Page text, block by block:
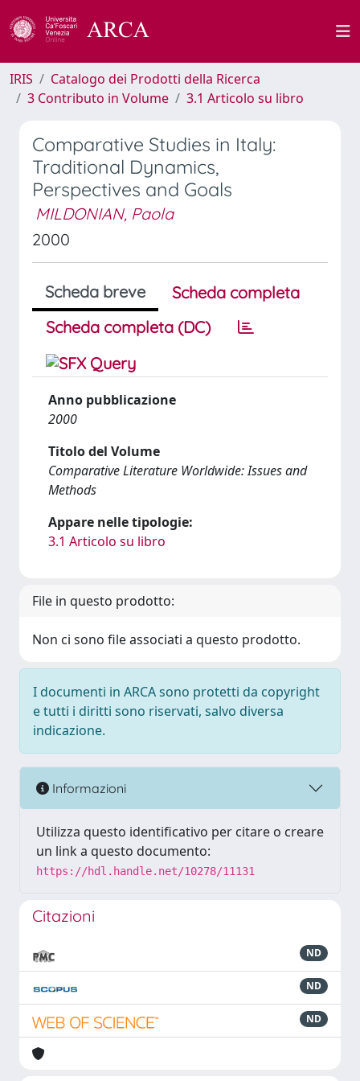
IRIS
Catalogo dei Prodotti della Ricerca
3 Contributo in Volume
3.1 Articolo su libro
Comparative Studies in Italy:
Traditional Dynamics,
Perspectives and Goals
MILDONIAN, Paola
2000
Scheda breve
Scheda completa
Scheda completa (DC)
Anno pubblicazione
2000
Titolo del Volume
Comparative Literature Worldwide: Issues and
Methods
Appare nelle tipologie:
3.1 Articolo su libro
File in questo prodotto:
Non ci sono file associati a questo prodotto.
I documenti in ARCA sono protetti da copyright
e tutti i diritti sono riservati, salvo diversa
indicazione.
Informazioni
Utilizza questo identificativo per citare o creare
un link a questo documento:
https://hdl.handle.net/10278/11131
Citazioni
ND
ND
ND